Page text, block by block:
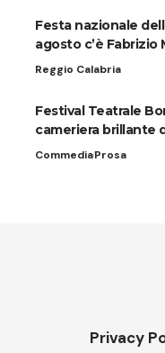
Festa nazionale
agosto c’è Fabrizio
Reggio Calabria
Festival Teatrale
cameriera brillante
CommediaProsa
Privacy